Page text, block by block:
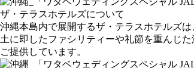
ザ・テラスホテルズについて
沖縄本島内で展開するザ・テラスホテルズ
土に即したファシリティーや礼節を重んじ
ご提供しています。